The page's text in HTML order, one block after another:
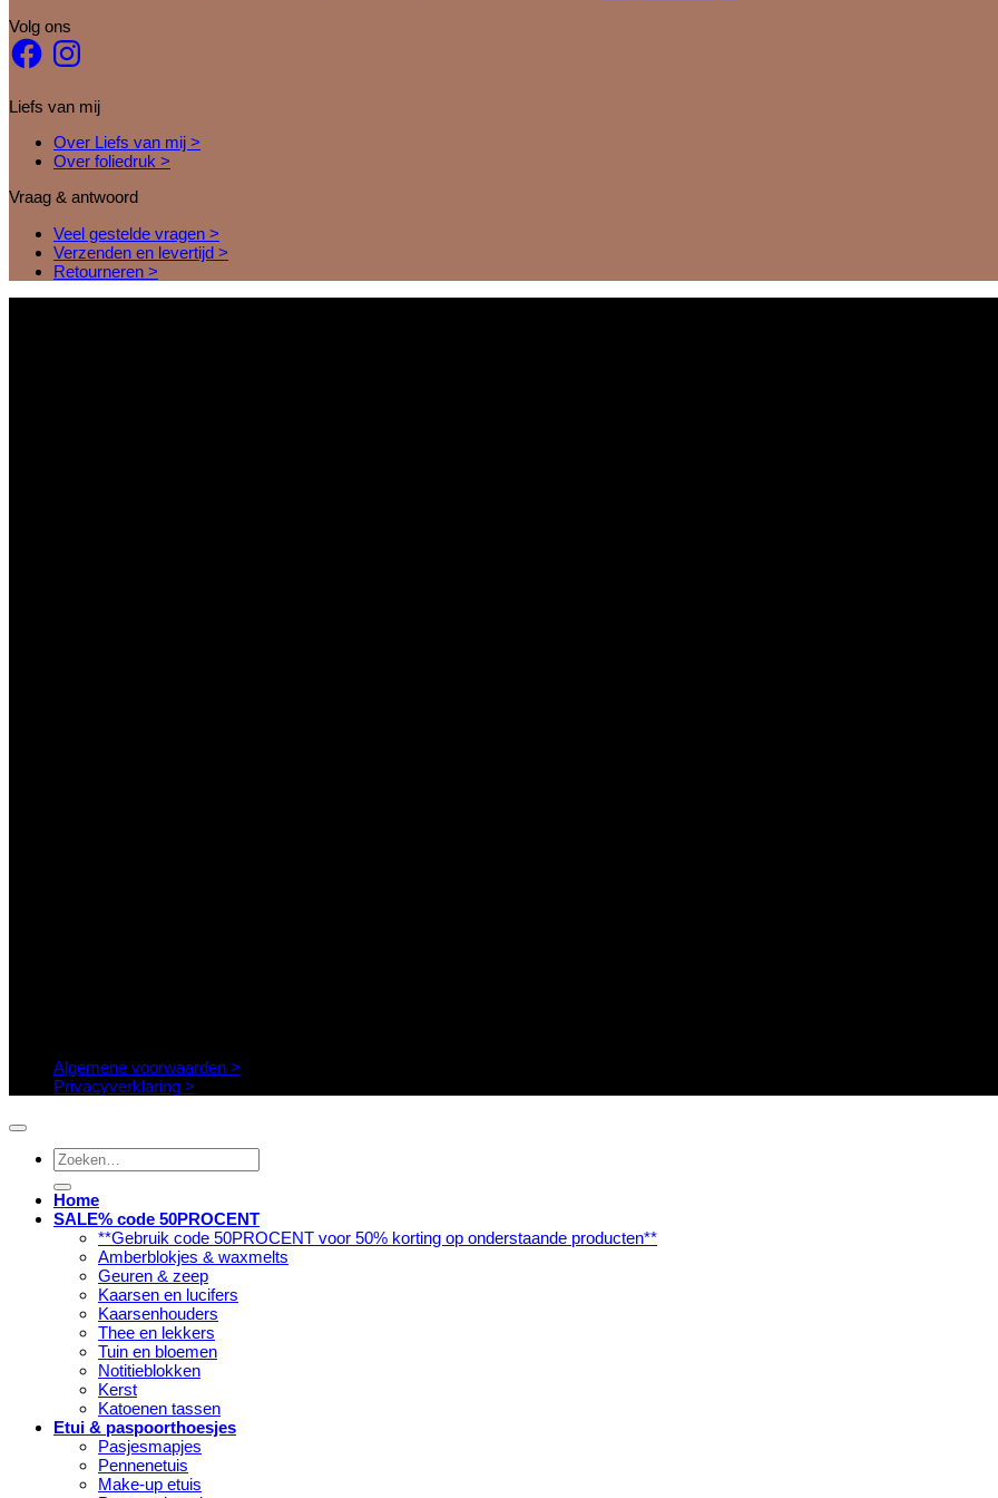
Volg ons
FacebookInstagram
Liefs van mij
Over Liefs van mij >
Over foliedruk >
Vraag & antwoord
Veel gestelde vragen >
Verzenden en levertijd >
Retourneren >
Algemene voorwaarden >
Privacyverklaring >
Zoeken
naar:
Home
SALE% code 50PROCENT
**Gebruik code 50PROCENT voor 50% korting op onderstaande producten**
Amberblokjes & waxmelts
Geuren & zeep
Kaarsen en lucifers
Kaarsenhouders
Thee en lekkers
Tuin en bloemen
Notitieblokken
Kerst
Katoenen tassen
Etui & paspoorthoesjes
Pasjesmapjes
Pennenetuis
Make-up etuis